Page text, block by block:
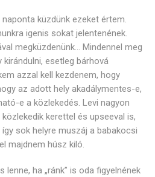
küzdünk ezeket értem.
igenis sokat jelentenének.
megküzdenünk… Mindennel meg
kirándulni, esetleg bárhová
azzal kell kezdenem, hogy
az adott hely akadálymentes-e,
e a közlekedés. Levi nagyon
kerettel és upseeval is,
sok helyre muszáj a babakocsi
majdnem húsz kiló.
lenne, ha „ránk” is oda figyelnének